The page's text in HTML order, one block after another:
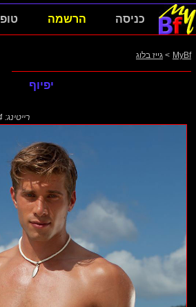
כניסה הרשמה טופ
MyBf
> גייז בלוג
יפיוף
רייטינג: 2.94 (1989)